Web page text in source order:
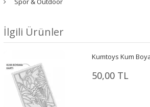
İlgili Ürünler
Kumtoys Kum
50,00 TL